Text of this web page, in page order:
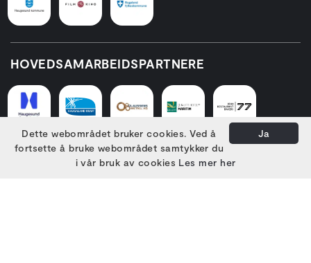
HOVEDSAMARBEIDSPARTNERE
Ja
Dette webområdet bruker cookies. Ved å
fortsette å bruke webområdet samtykker du
i vår bruk av cookies Les mer her